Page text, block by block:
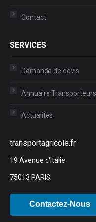
Contact
SERVICES
Demande de devis
Annuaire Transporteurs
Actualités
transportagricole.fr
19 Avenue d'Italie
75013 PARIS